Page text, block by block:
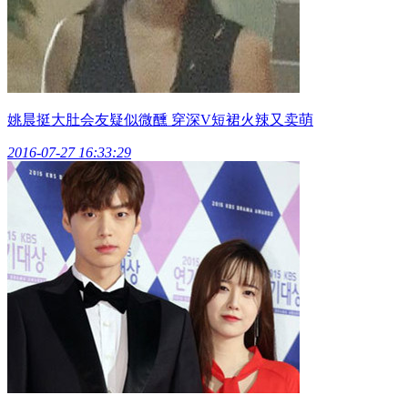
姚晨挺大肚会友疑似微醺 穿深V短裙火辣又卖萌
2016-07-27 16:33:29